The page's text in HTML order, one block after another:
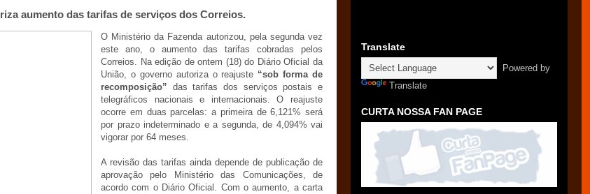
aumento das tarifas de serviços dos Correios.
O Ministério da Fazenda autorizou, pela segunda vez
este ano, o aumento das tarifas cobradas pelos
Correios. Na edição de ontem (18) do Diário Oficial da
União, o governo autoriza o reajuste “sob forma de
recomposição” das tarifas dos serviços postais e
telegráficos nacionais e internacionais. O reajuste
ocorre em duas parcelas: a primeira de 6,121% será
por prazo indeterminado e a segunda, de 4,094% vai
vigorar por 64 meses.
A revisão das tarifas ainda depende de publicação de
aprovação pelo Ministério das Comunicações, de
acordo com o Diário Oficial. Com o aumento, a carta
Translate
Powered by
Translate
CURTA NOSSA FAN PAGE